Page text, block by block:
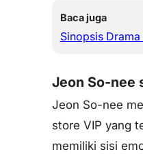
Baca juga
Sinopsis
Jeon So-nee
Jeon So-nee
store VIP yang
memiliki sisi